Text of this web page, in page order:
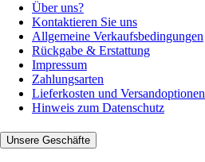
Über uns?
Kontaktieren Sie uns
Allgemeine Verkaufsbedingungen
Rückgabe & Erstattung
Impressum
Zahlungsarten
Lieferkosten und Versandoptionen
Hinweis zum Datenschutz
Unsere Geschäfte